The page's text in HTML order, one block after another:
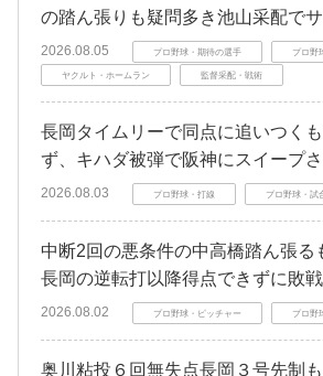
の踏ん張りも疑問多き池山采配で
2026.08.05 プロ野球・期待の選手 プロ野
ヤクルト・ホームラン 監督采配・戦術
長岡タイムリーで同点に追いつく
ず、キハダ被弾で阪神にスイープ
2026.08.03 プロ野球・打線 プロ野球・試
中断2回の悪条件の中高橋踏ん張
長岡の逆転打以降得点できずに敗戦
2026.08.02 プロ野球・ピッチャー プロ野
奥川粘投６回無失点長岡３号先制